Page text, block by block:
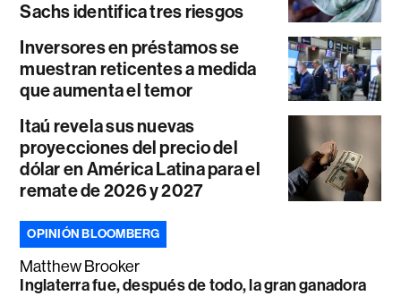
Sachs identifica tres riesgos
Inversores en préstamos se
muestran reticentes a medida
que aumenta el temor
Itaú revela sus nuevas
proyecciones del precio del
dólar en América Latina para el
remate de 2026 y 2027
OPINIÓN BLOOMBERG
Matthew Brooker
Inglaterra fue, después de todo, la gran ganadora